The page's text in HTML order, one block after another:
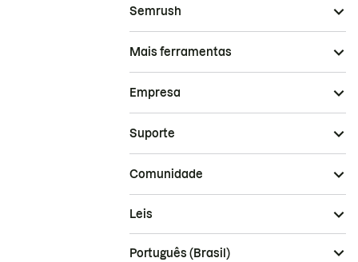
Semrush
Mais ferramentas
Empresa
Suporte
Comunidade
Leis
Português (Brasil)